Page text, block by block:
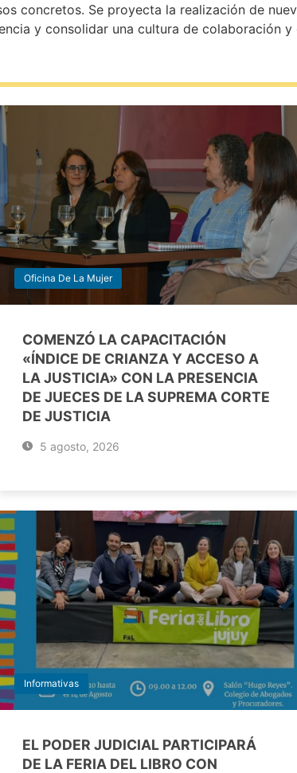
concretos. Se proyecta la realización de
y consolidar una cultura de colaboración
Oficina De La Mujer
COMENZÓ LA CAPACITACIÓN
«ÍNDICE DE CRIANZA Y ACCESO A
LA JUSTICIA» CON LA PRESENCIA
DE JUECES DE LA SUPREMA CORTE
DE JUSTICIA
5 agosto, 2026
Informativas
EL PODER JUDICIAL PARTICIPARÁ
DE LA FERIA DEL LIBRO CON